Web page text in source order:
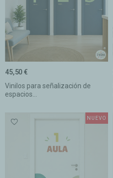
Vinilos para señalización de
espacios...
45,50 €
NUEVO